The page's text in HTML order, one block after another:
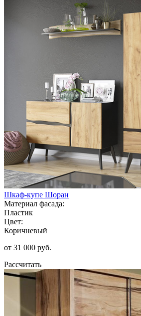
Шкаф-купе Шоран
Материал фасада:
Пластик
Цвет:
Коричневый
от 31 000 руб.
Рассчитать